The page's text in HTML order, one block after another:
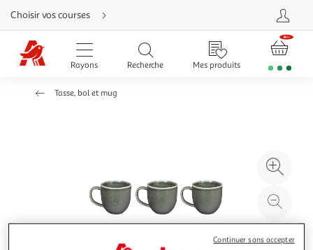
Aller
directement
au
contenu
Aller
directement
Aller
Choisir vos courses
Rayons Recherche Mes produits
Tasse, bol et mug
à
Continuer sans accepter